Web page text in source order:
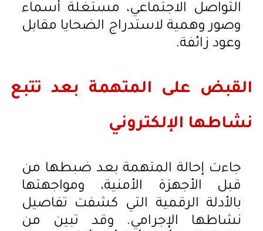
التواصل الاجتماعي، مستغلة أسماء
وصور وهمية لاستدراج الضحايا مقابل
وعود زائفة.
القبض على المتهمة بعد تتبع
نشاطها الإلكتروني
جاءت إحالة المتهمة بعد ضبطها من
قبل الأجهزة الأمنية، ومواجهتها
بالأدلة الرقمية التي كشفت تفاصيل
نشاطها الإجرامي. وقد تبين من